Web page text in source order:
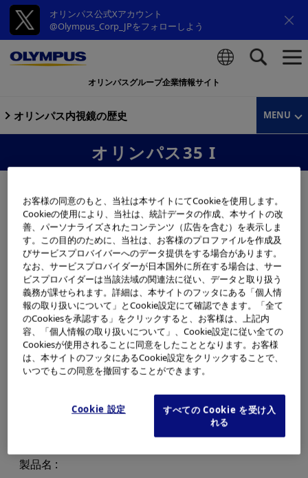
オリンパス公式Xアカウント
@Olympus_Corp_JPをフォローしよう
オリンパスグループ企業情報サイト
オリンパス内視鏡の歴史 MENU
オリンパス35 I
製品名
お客様の同意のもと、当社は本サイトにてCookieを使用します。
Cookieの使用により、当社は、統計データの作成、本サイトの改
善、パーソナライズされたコンテンツ（広告を含む）を表示しま
す。この目的のために、当社は、お客様のプロファイルを作成及
びサービスプロバイバーへのデータ提供をする場合があります。
なお、サービスプロバイダーが日本国外に所在する場合は、サー
ビスプロバイダーは当該法域の関連法に従い、データと取り扱う
義務が課せられます。詳細は、本サイトのフッタにある「個人情
報の取り扱いについて」とCookie設定にて確認できます。「全て
のCookiesを承認する」をクリックすると、お客様は、上記内
容、「個人情報の取り扱いについて」、Cookie設定に従い全ての
Cookiesが使用されることに同意をしたこととなります。お客様
は、本サイトのフッタにあるCookie設定をクリックすることで、
いつでもこの同意を撤回することができます。
Cookie 設定
すべての Cookie を受け入
れる